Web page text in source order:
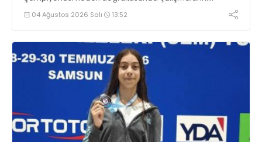
aralıksız sürdürüyor.
04 Ağustos 2026 Salı 13:52